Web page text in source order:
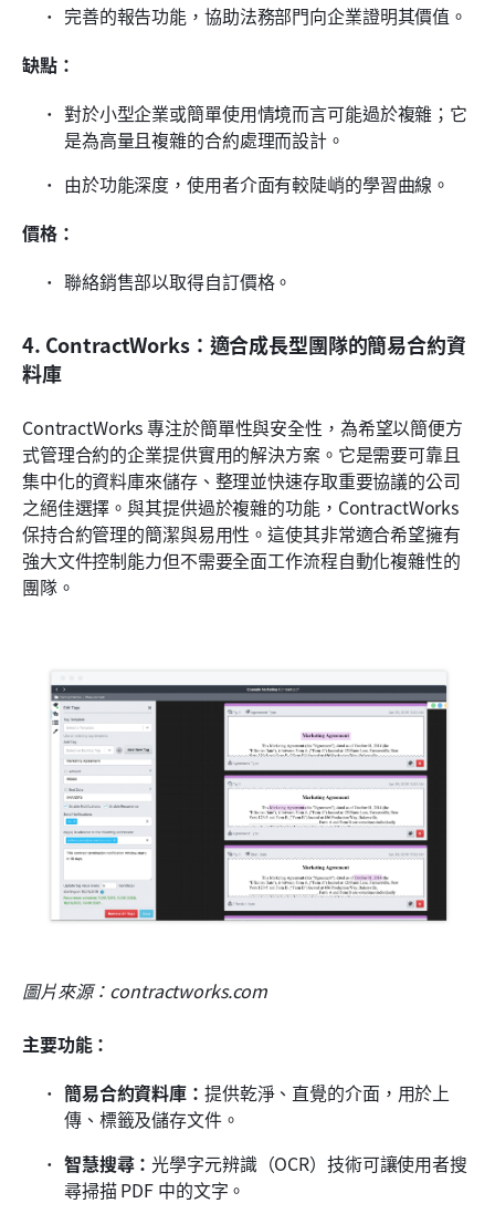
完善的報告功能，協助法務部門向企業證明其價值。
缺點：
對於小型企業或簡單使用情境而言可能過於複雜；它
是為高量且複雜的合約處理而設計。
由於功能深度，使用者介面有較陡峭的學習曲線。
價格：
聯絡銷售部以取得自訂價格。
4. ContractWorks：適合成長型團隊的簡易合約資
料庫
ContractWorks 專注於簡單性與安全性，為希望以簡便方
式管理合約的企業提供實用的解決方案。它是需要可靠且
集中化的資料庫來儲存、整理並快速存取重要協議的公司
之絕佳選擇。與其提供過於複雜的功能，ContractWorks
保持合約管理的簡潔與易用性。這使其非常適合希望擁有
強大文件控制能力但不需要全面工作流程自動化複雜性的
團隊。
圖片來源：contractworks.com
主要功能：
簡易合約資料庫： 提供乾淨、直覺的介面，用於上
傳、標籤及儲存文件。
智慧搜尋： 光學字元辨識（OCR）技術可讓使用者搜
尋掃描 PDF 中的文字。